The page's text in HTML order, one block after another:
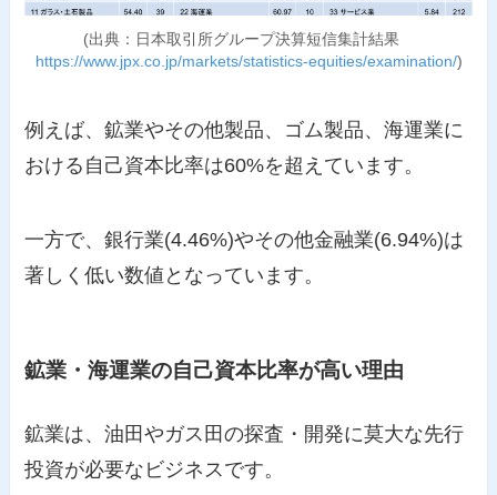
(出典：日本取引所グループ決算短信集計結果
https://www.jpx.co.jp/markets/statistics-equities/examination/)
例えば、鉱業やその他製品、ゴム製品、海運業に
おける自己資本比率は60%を超えています。
一方で、銀行業(4.46%)やその他金融業(6.94%)は
著しく低い数値となっています。
鉱業・海運業の自己資本比率が高い理由
鉱業は、油田やガス田の探査・開発に莫大な先行
投資が必要なビジネスです。